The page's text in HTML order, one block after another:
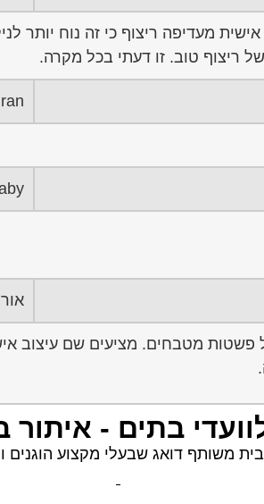
מעדיפה ריצוף כי זה נוח יותר
ריצוף טוב. זו דעתי בכל מקרה.
מטבחים. מציעים שם עיצוב
בתים - איתור
משותף דואג שבעלי מקצוע הוגנים